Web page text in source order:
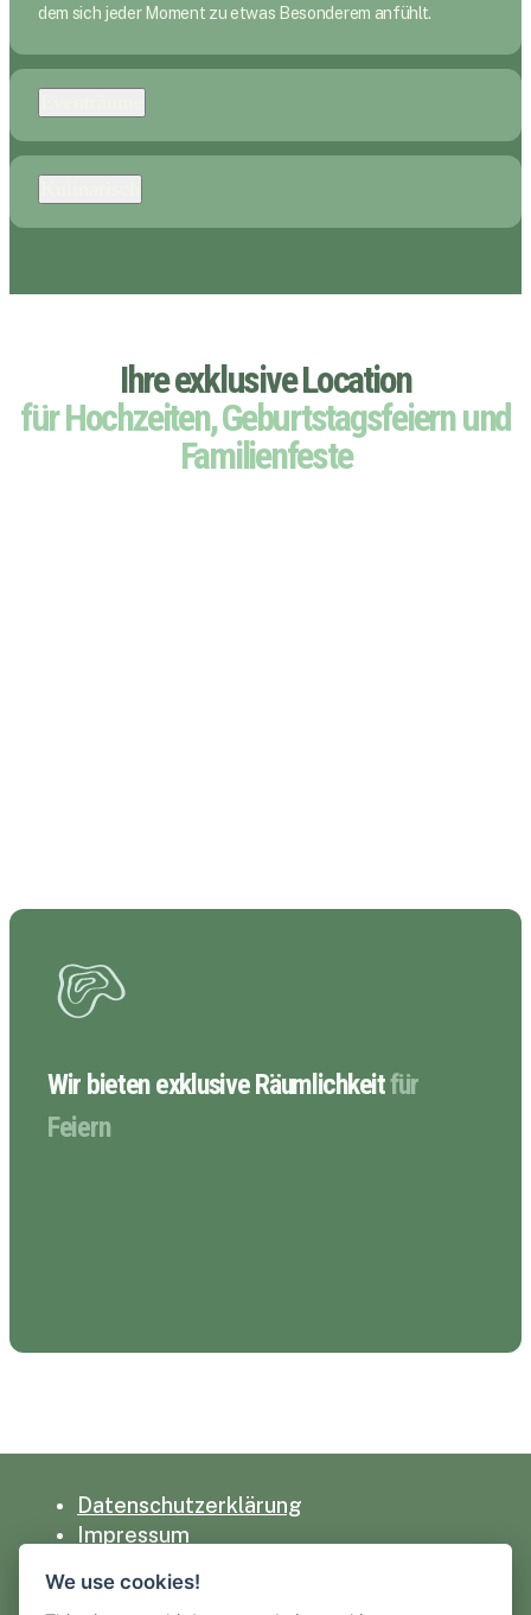
dem sich jeder Moment zu etwas Besonderem anfühlt.
Ihre exklusive Location
für Hochzeiten, Geburtstagsfeiern und
Familienfeste
Wir bieten exklusive Räumlichkeitfür
Feiern
Datenschutzerklärung
Impressum
Cookie-Einstellungen ändern
We use cookies!